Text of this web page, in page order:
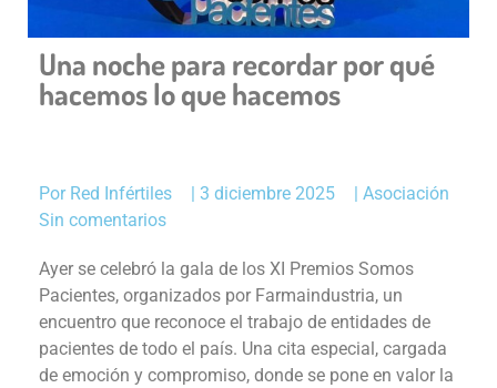
Una noche para recordar por qué
hacemos lo que hacemos
Por Red Infértiles 3 diciembre 2025
Asociación
Sin comentarios
Ayer se celebró la gala de los XI Premios Somos
Pacientes, organizados por Farmaindustria, un
encuentro que reconoce el trabajo de entidades de
pacientes de todo el país. Una cita especial, cargada
de emoción y compromiso, donde se pone en valor la